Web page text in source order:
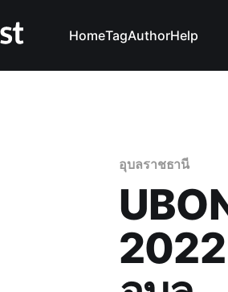
HomeTagAuthorHelp
อุบลราชธานี